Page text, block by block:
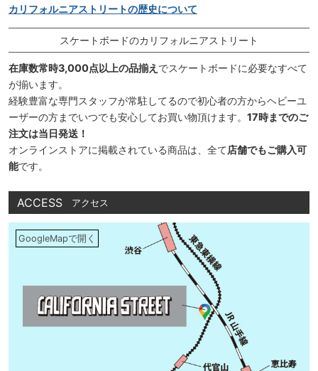
カリフォルニアストリートの歴史について
スケートボードのカリフォルニアストリート
在庫数常時3,000点以上の品揃え でスケートボードに必要なすべて
が揃います。
経験豊富な専門スタッフが常駐してるので初心者の方からヘビーユ
ーザーの方までいつでも安心してお買い物頂けます。 17時までのご
注文は当日発送！
オンラインストアに掲載されている商品は、全て店舗でもご購入可
能です。
ACCESS アクセス
GoogleMapで開く